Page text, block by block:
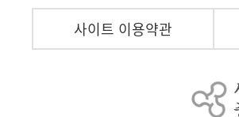
사이트 이용약관